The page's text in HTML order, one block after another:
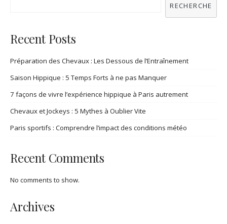
RECHERCHE
Recent Posts
Préparation des Chevaux : Les Dessous de l’Entraînement
Saison Hippique : 5 Temps Forts à ne pas Manquer
7 façons de vivre l’expérience hippique à Paris autrement
Chevaux et Jockeys : 5 Mythes à Oublier Vite
Paris sportifs : Comprendre l’impact des conditions météo
Recent Comments
No comments to show.
Archives